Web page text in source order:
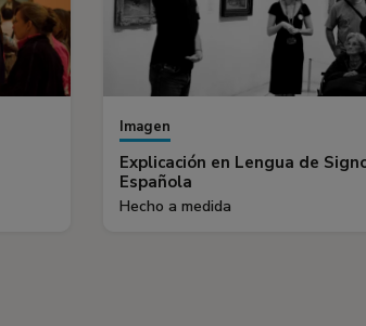
Imagen
Explicación en Lengua de
Española
Hecho a medida